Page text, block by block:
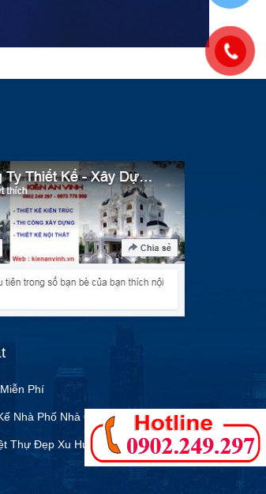
Phí
Nhà Phố Nhà Ống Đẹp
Thự Đẹp Xu Hướng 2022